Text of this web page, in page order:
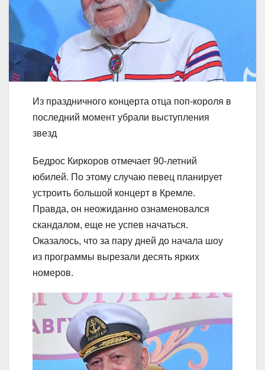
Из праздничного концерта отца поп-короля в
последний момент убрали выступления
звезд
Бедрос Киркоров отмечает 90-летний
юбилей. По этому случаю певец планирует
устроить большой концерт в Кремле.
Правда, он неожиданно ознаменовался
скандалом, еще не успев начаться.
Оказалось, что за пару дней до начала шоу
из программы вырезали десять ярких
номеров.